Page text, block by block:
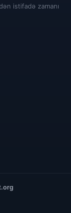
istifadə zamanı